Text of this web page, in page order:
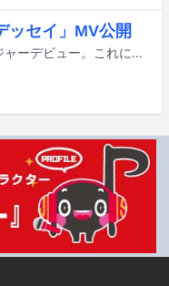
ッセイ」MV公開
多次元制御機構よだかが本日12月3日に2nd EP「ODYSSEY」をリリースしメジャーデビュー。これに合わせ、EPの収録曲「オデッセイ」のミュージックビデオがYouTubeにて公開された。